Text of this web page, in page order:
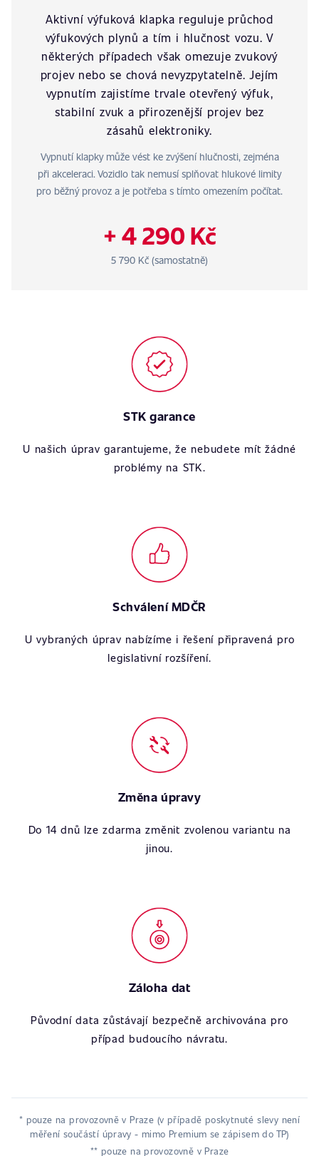
Aktivní výfuková klapka reguluje průchod
výfukových plynů a tím i hlučnost vozu. V
některých případech však omezuje zvukový
projev nebo se chová nevyzpytatelně. Jejím
vypnutím zajistíme trvale otevřený výfuk,
stabilní zvuk a přirozenější projev bez
zásahů elektroniky.
Vypnutí klapky může vést ke zvýšení hlučnosti, zejména
při akceleraci. Vozidlo tak nemusí splňovat hlukové limity
pro běžný provoz a je potřeba s tímto omezením počítat.
+ 4 290 Kč
5 790 Kč (samostatně)
STK garance
U našich úprav garantujeme, že nebudete mít žádné
problémy na STK.
Schválení MDČR
U vybraných úprav nabízíme i řešení připravená pro
legislativní rozšíření.
Změna úpravy
Do 14 dnů lze zdarma změnit zvolenou variantu na
jinou.
Záloha dat
Původní data zůstávají bezpečně archivována pro
případ budoucího návratu.
* pouze na provozovně v Praze (v případě poskytnuté slevy není
měření součástí úpravy - mimo Premium se zápisem do TP)
** pouze na provozovně v Praze